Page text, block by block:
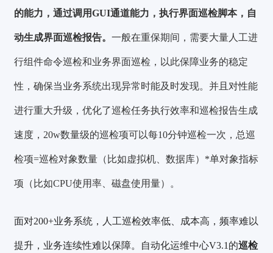
的能力，通过调用GUI通道能力，执行界面巡检脚本，自
动生成界面巡检报告。一般在重保期间，需要大量人工进
行组件命令巡检和业务界面巡检，以此保障业务的稳定
性，确保当业务系统出现异常时能及时发现。并且对性能
进行重大升级，优化了巡检任务执行效率和巡检报告生成
速度，20w数量级的巡检项可以每10分钟巡检一次，总巡
检项=巡检对象数量（比如虚拟机、数据库）*单对象指标
项（比如CPU使用率、磁盘使用量）。
面对200+业务系统，人工巡检效率低、成本高，频率难以
提升，业务连续性难以保障。自动化运维中心V3.1的巡检